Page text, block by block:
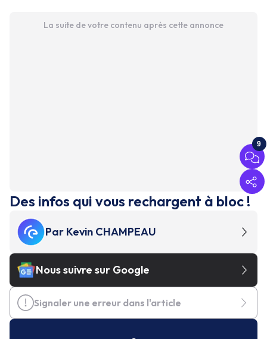
La suite de votre contenu après cette annonce
9
Des infos qui vous rechargent à bloc !
Par Kevin CHAMPEAU
Nous suivre sur Google
Signaler une erreur dans l'article